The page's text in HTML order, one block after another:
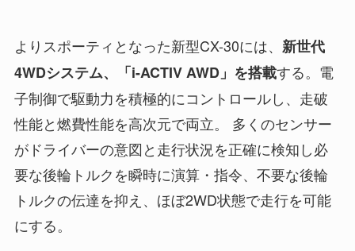
よりスポーティとなった新型CX-30には、 新世代
4WDシステム、「i-ACTIV AWD」を搭載する。電
子制御で駆動力を積極的にコントロールし、走破
性能と燃費性能を高次元で両立。 多くのセンサー
がドライバーの意図と走行状況を正確に検知し必
要な後輪トルクを瞬時に演算・指令、不要な後輪
トルクの伝達を抑え、ほぼ2WD状態で走行を可能
にする。